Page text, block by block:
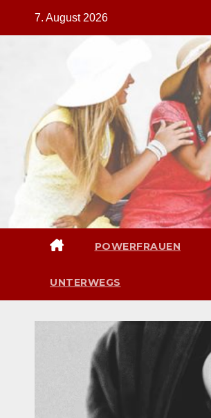
7. August 2026
POWERFRAUEN
UNTERWEGS